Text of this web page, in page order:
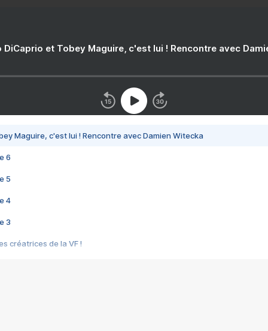
DiCaprio et Tobey Maguire, c'est lui ! Rencontre avec
Maguire, c'est lui ! Rencontre avec Damien Witecka
6
5
4
3
créatrices de la VF !